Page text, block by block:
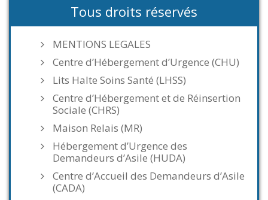
Tous droits réservés
MENTIONS LEGALES
Centre d’Hébergement d’Urgence (CHU)
Lits Halte Soins Santé (LHSS)
Centre d’Hébergement et de Réinsertion
Sociale (CHRS)
Maison Relais (MR)
Hébergement d’Urgence des
Demandeurs d’Asile (HUDA)
Centre d’Accueil des Demandeurs d’Asile
(CADA)